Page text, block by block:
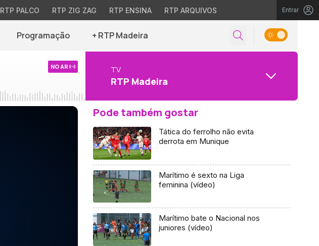
RTP PALCO RTP ZIG ZAG RTP ENSINA RTP ARQUIVOS Entrar
Programação + RTP Madeira
NO AR TV
RTP Madeira
Pode também gostar
Tática do ferrolho não evita
derrota em Munique
Marítimo é sexto na Liga
feminina (vídeo)
Marítimo bate o Nacional nos
juniores (vídeo)